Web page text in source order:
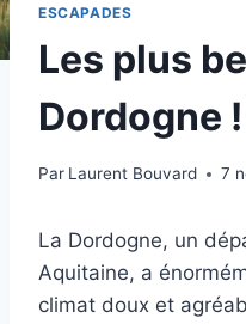
ESCAPADES
Les plus
Dordogne !
Par Laurent Bouvard 7
La Dordogne, un
Aquitaine, a
climat doux et